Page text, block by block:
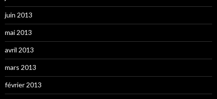
juin 2013
mai 2013
avril 2013
mars 2013
février 2013